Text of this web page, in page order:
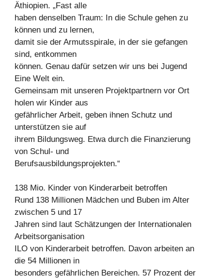
Äthiopien. „Fast alle
haben denselben Traum: In die Schule gehen zu
können und zu lernen,
damit sie der Armutsspirale, in der sie gefangen
sind, entkommen
können. Genau dafür setzen wir uns bei Jugend
Eine Welt ein.
Gemeinsam mit unseren Projektpartnern vor Ort
holen wir Kinder aus
gefährlicher Arbeit, geben ihnen Schutz und
unterstützen sie auf
ihrem Bildungsweg. Etwa durch die Finanzierung
von Schul- und
Berufsausbildungsprojekten.“
138 Mio. Kinder von Kinderarbeit betroffen
Rund 138 Millionen Mädchen und Buben im Alter
zwischen 5 und 17
Jahren sind laut Schätzungen der Internationalen
Arbeitsorganisation
ILO von Kinderarbeit betroffen. Davon arbeiten an
die 54 Millionen in
besonders gefährlichen Bereichen. 57 Prozent der